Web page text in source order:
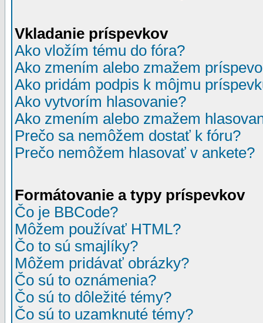
Vkladanie príspevkov
Ako vložím tému do fóra?
Ako zmením alebo zmažem
Ako pridám podpis k môjmu
Ako vytvorím hlasovanie?
Ako zmením alebo zmažem
Prečo sa nemôžem dostať k fóru?
Prečo nemôžem hlasovať v ankete?
Formátovanie a typy príspevkov
Čo je BBCode?
Môžem používať HTML?
Čo to sú smajlíky?
Môžem pridávať obrázky?
Čo sú to oznámenia?
Čo sú to dôležité témy?
Čo sú to uzamknuté témy?